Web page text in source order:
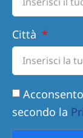
Città
secondo la